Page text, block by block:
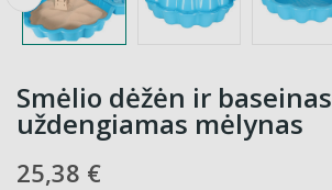
Smėlio dėžėn ir baseinas
uždengiamas mėlynas
25,38 €